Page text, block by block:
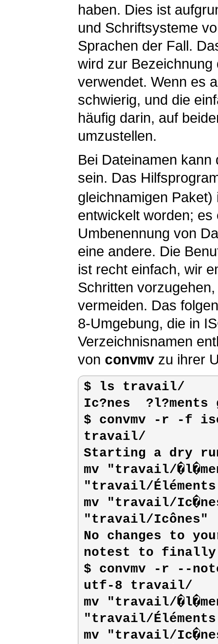
haben. Dies ist
und Schriftsysteme
Sprachen der Fall.
wird zur
verwendet. Wenn es
schwierig, und die
häufig darin, auf
umzustellen.
Bei Dateinamen
sein. Das
gleichnamigen
entwickelt worden; es
Umbenennung von
eine andere. Die
ist recht einfach, wir
Schritten
vermeiden. Das
8-Umgebung, die in
Verzeichnisnamen
von convmv zu ihrer
$ ls travail/
Ic?nes  ?l?ments
$ convmv -r -f
travail/
Starting a dry
mv "travail/
"travail/
mv "travail/
"travail/Icônes"
No changes to
notest to finally
$ convmv -r --
utf-8 travail/
mv "travail/
"travail/
mv "travail/